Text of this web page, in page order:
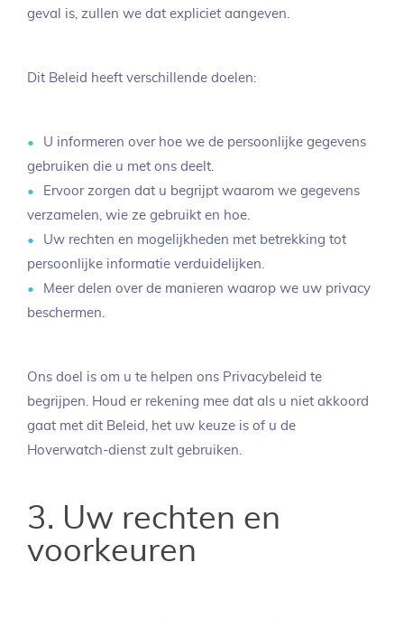
geval is, zullen we dat expliciet aangeven.
Dit Beleid heeft verschillende doelen:
U informeren over hoe we de persoonlijke gegevens
gebruiken die u met ons deelt.
Ervoor zorgen dat u begrijpt waarom we gegevens
verzamelen, wie ze gebruikt en hoe.
Uw rechten en mogelijkheden met betrekking tot
persoonlijke informatie verduidelijken.
Meer delen over de manieren waarop we uw privacy
beschermen.
Ons doel is om u te helpen ons Privacybeleid te
begrijpen. Houd er rekening mee dat als u niet akkoord
gaat met dit Beleid, het uw keuze is of u de
Hoverwatch-dienst zult gebruiken.
3. Uw rechten en
voorkeuren